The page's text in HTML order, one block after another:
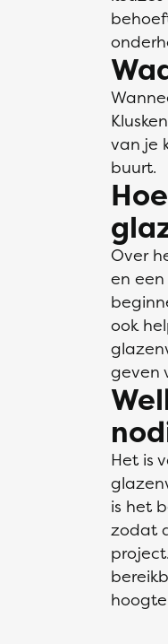
van je
buurt.
Over
en
ook
geven
Het is
is het
zodat